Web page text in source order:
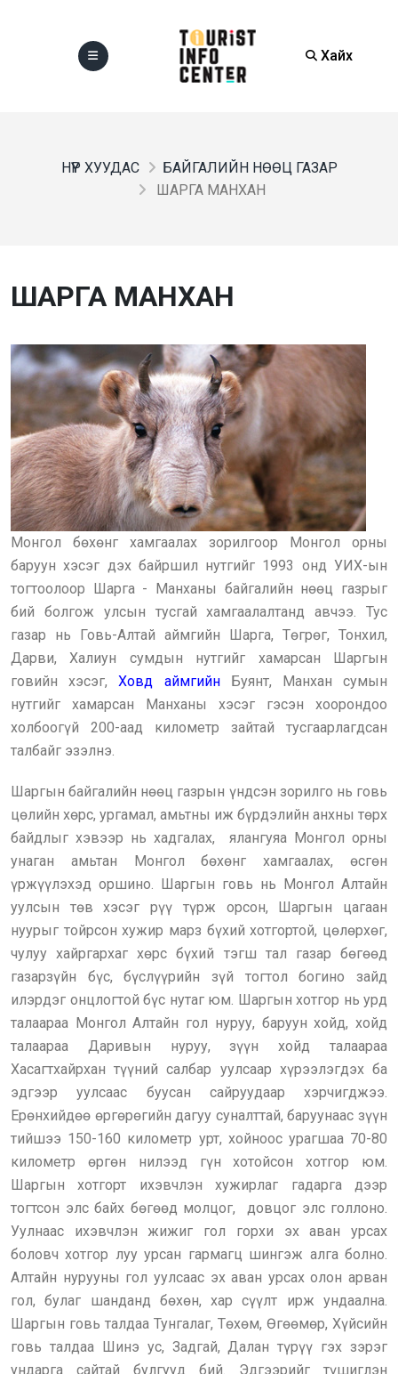
Хайх
НҮҮР ХУУДАС
БАЙГАЛИЙН НӨӨЦ ГАЗАР
ШАРГА МАНХАН
ШАРГА МАНХАН
Монгол бөхөнг хамгаалах зорилгоор Монгол орны
баруун хэсэг дэх байршил нутгийг 1993 онд УИХ-ын
тогтоолоор Шарга - Манханы байгалийн нөөц газрыг
бий болгож улсын тусгай хамгаалалтанд авчээ. Тус
газар нь Говь-Алтай аймгийн Шарга, Төгрөг, Тонхил,
Дарви, Халиун сумдын нутгийг хамарсан Шаргын
говийн хэсэг,Ховд аймгийнБуянт, Манхан сумын
нутгийг хамарсан Манханы хэсэг гэсэн хоорондоо
холбоогүй 200-аад километр зайтай тусгаарлагдсан
талбайг эзэлнэ.
Шаргын байгалийн нөөц газрын үндсэн зорилго нь говь
цөлийн хөрс, ургамал, амьтны иж бүрдэлийн анхны төрх
байдлыг хэвээр нь хадгалах, ялангуяа Монгол орны
унаган амьтан Монгол бөхөнг хамгаалах, өсгөн
үржүүлэхэд оршино. Шаргын говь нь Монгол Алтайн
уулсын төв хэсэг рүү түрж орсон, Шаргын цагаан
нуурыг тойрсон хужир марз бүхий хотгортой, цөлөрхөг,
чулуу хайргархаг хөрс бүхий тэгш тал газар бөгөөд
газарзүйн бүс, бүслүүрийн зүй тогтол богино зайд
илэрдэг онцлогтой бүс нутаг юм. Шаргын хотгор нь урд
талаараа Монгол Алтайн гол нуруу, баруун хойд, хойд
талаараа Даривын нуруу, зүүн хойд талаараа
Хасагтхайрхан түүний салбар уулсаар хүрээлэгдэх ба
эдгээр уулсаас буусан сайруудаар хэрчигджээ.
Ерөнхийдөө өргөрөгийн дагуу суналттай, баруунаас зүүн
тийшээ 150-160 километр урт, хойноос урагшаа 70-80
километр өргөн нилээд гүн хотойсон хотгор юм.
Шаргын хотгорт ихэвчлэн хужирлаг гадарга дээр
тогтсон элс байх бөгөөд молцог, довцог элс голлоно.
Уулнаас ихэвчлэн жижиг гол горхи эх аван урсах
боловч хотгор луу урсан гармагц шингэж алга болно.
Алтайн нурууны гол уулсаас эх аван урсах олон арван
гол, булаг шанданд бөхөн, хар сүүлт ирж ундаална.
Шаргын говь талдаа Тунгалаг, Төхөм, Өгөөмөр, Хүйсийн
говь талдаа Шинэ ус, Задгай, Далан түрүү гэх зэрэг
ундарга сайтай булгууд бий. Эдгээрийг түшиглэн